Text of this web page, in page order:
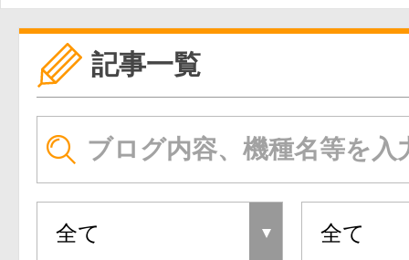
記事一覧